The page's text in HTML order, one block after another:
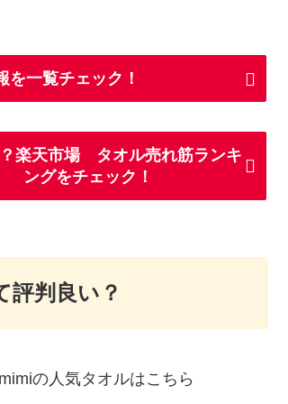
一覧チェック！
楽天市場 タオル売れ筋ランキ
ングをチェック！
判良い？
の人気タオルはこちら